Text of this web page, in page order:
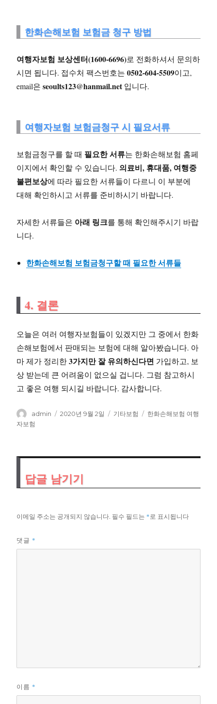
한화손해보험 보험금 청구 방법
여행자보험 보상센터(1600-6696)로 전화하셔서 문의하
시면 됩니다. 접수처 팩스번호는0502-604-5509이고,
email은seoults123@hanmail.net입니다.
여행자보험 보험금청구 시 필요서류
보험금청구를 할 때 필요한 서류는 한화손해보험 홈페
이지에서 확인할 수 있습니다. 의료비, 휴대품, 여행중
불편보상에 따라 필요한 서류들이 다르니 이 부분에
대해 확인하시고 서류를 준비하시기 바랍니다.
자세한 서류들은 아래 링크를 통해 확인해주시기 바랍
니다.
한화손해보험 보험금청구할 때 필요한 서류들
4. 결론
오늘은 여러 여행자보험들이 있겠지만 그 중에서 한화
손해보험에서 판매되는 보험에 대해 알아봤습니다. 아
마 제가 정리한3가지만 잘 유의하신다면 가입하고, 보
상 받는데 큰 어려움이 없으실 겁니다. 그럼 참고하시
고 좋은 여행 되시길 바랍니다. 감사합니다.
글
쓴
admin
작
2020년 9월 2일
카
기타보험
태
한화손해보험 여행
자보험
답글 남기기
이메일 주소는 공개되지 않습니다. 필수 필드는 *로 표시됩니다
댓글 *
이름 *